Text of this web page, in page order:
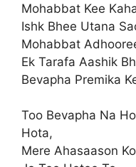
Mohabbat Kee
Ishk Bhee Utana
Mohabbat
Ek Tarafa Aashik
Bevapha Premika
Too Bevapha Na
Hota,
Mere Ahasaason